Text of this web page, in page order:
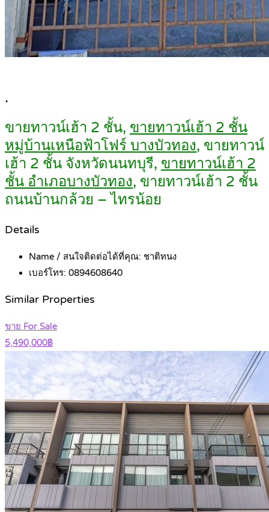
.
ขายทาวน์เฮ้า 2 ชั้น, ขายทาวน์เฮ้า 2 ชั้น
หมู่บ้านเหนือฟ้าโฟร์ บางบัวทอง, ขายทาวน์
เฮ้า 2 ชั้น จังหวัดนนทบุรี, ขายทาวน์เฮ้า 2
ชั้น อำเภอบางบัวทอง, ขายทาวน์เฮ้า 2 ชั้น
ถนนบ้านกล้วย – ไทรน้อย
Details
Name / สนใจติดต่อได้ที่คุณ: ชาติทนง
เบอร์โทร: 0894608640
Similar Properties
ขาย For Sale
5,490,000฿